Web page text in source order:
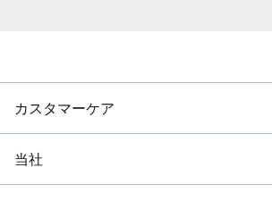
カスタマーケア
当社